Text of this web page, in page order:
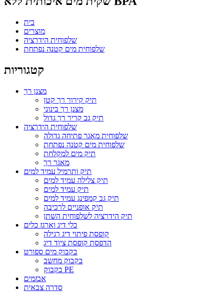
בית
מוצרים
שלפוחית ​​​​הידרציה
שלפוחית ​​מים קטנה נפתחת
קטגוריות
מצנן רך
תיק קירור רך קטן
מצנן רך בינוני
תיק גב קריר רך גדול
שלפוחית ​​​​הידרציה
שלפוחית ​​מאגר פתיחה גדולה
שלפוחית ​​מים קטנה נפתחת
תיק מים למקלחת
מאגר רך
תיק ותרמיל עמיד למים
תיק צלילה עמיד למים
תיק עמיד למים
תיק גב קמפינג עמיד למים
תיק אופניים לרכיבה
תיק הידרציה לשלפוחית ​​השתן
כלי דיג וארגז כלים
קופסת פיתוי דיג רגילה
הדפסת קופסת ציוד דיג
בקבוק מים ספורט
בקבוק מחשב
בקבוק PE
אבזמים
סדרה צבאית